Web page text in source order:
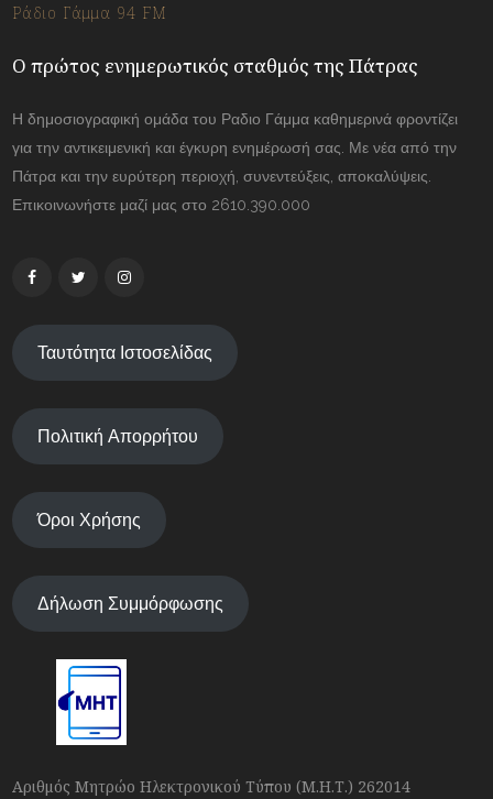
Ράδιο Γάμμα 94 FM
Ο πρώτος ενημερωτικός σταθμός της Πάτρας
Η δημοσιογραφική ομάδα του Ραδιο Γάμμα καθημερινά φροντίζει
για την αντικειμενική και έγκυρη ενημέρωσή σας. Με νέα από την
Πάτρα και την ευρύτερη περιοχή, συνεντεύξεις, αποκαλύψεις.
Επικοινωνήστε μαζί μας στο 2610.390.000
Ταυτότητα Ιστοσελίδας
Πολιτική Απορρήτου
Όροι Χρήσης
Δήλωση Συμμόρφωσης
Αριθμός Μητρώο Ηλεκτρονικού Τύπου (Μ.Η.Τ.) 262014